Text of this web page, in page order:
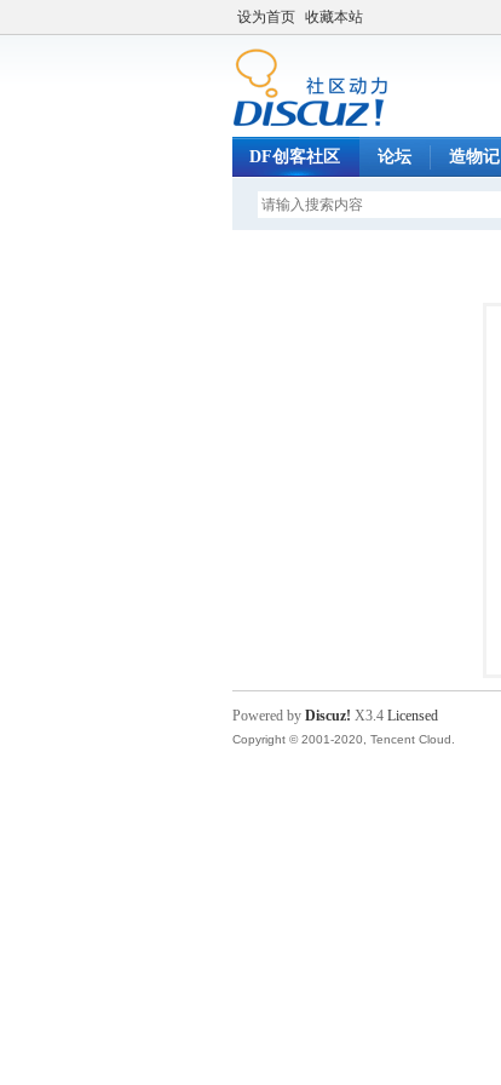
设为首页 收藏本站
DF创客社区 论坛 造物记
Powered by Discuz! X3.4 Licensed
Copyright © 2001-2020, Tencent Cloud.